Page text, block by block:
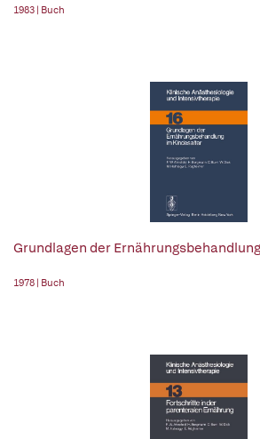
1983 | Buch
Grundlagen der
1978 | Buch